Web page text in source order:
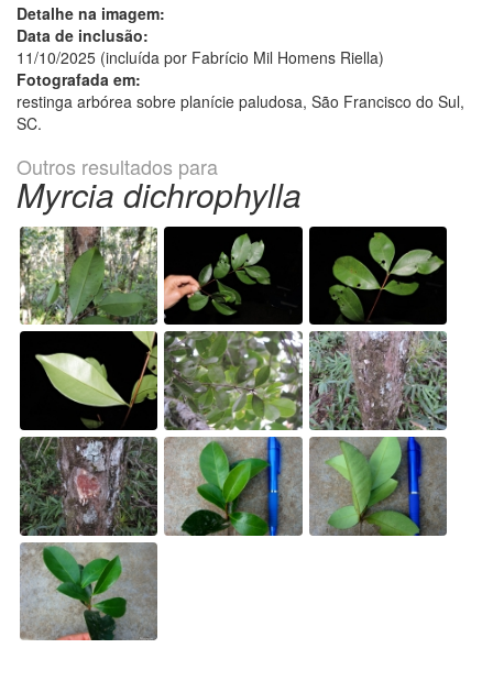
Detalhe na imagem:
Data de inclusão:
11/10/2025 (incluída por Fabrício Mil Homens Riella)
Fotografada em:
restinga arbórea sobre planície paludosa, São Francisco do Sul,
SC.
Outros resultados para
Myrcia dichrophylla